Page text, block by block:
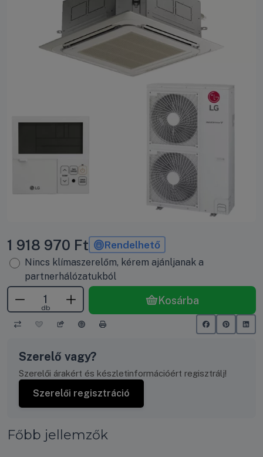
1 918 970 Ft Rendelhető
Nincs klímaszerelőm, kérem ajánljanak a
partnerhálózatukból
db
Kosárba
Szerelő vagy?
Szerelői árakért és készletinformációért regisztrálj!
Szerelői regisztráció
Főbb jellemzők